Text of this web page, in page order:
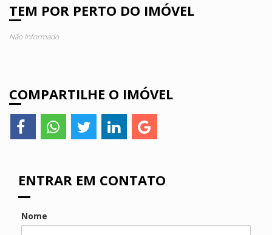
TEM POR PERTO DO IMÓVEL
Não Informado
COMPARTILHE O IMÓVEL
ENTRAR EM CONTATO
Nome